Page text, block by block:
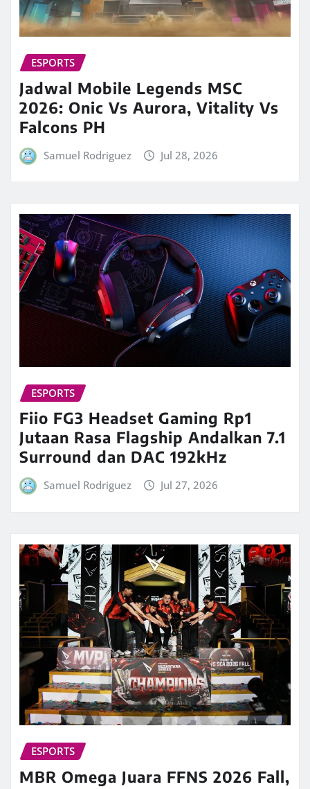
ESPORTS
Jadwal Mobile Legends MSC
2026: Onic Vs Aurora, Vitality Vs
Falcons PH
Samuel Rodriguez Jul 28, 2026
ESPORTS
Fiio FG3 Headset Gaming Rp1
Jutaan Rasa Flagship Andalkan 7.1
Surround dan DAC 192kHz
Samuel Rodriguez Jul 27, 2026
ESPORTS
MBR Omega Juara FFNS 2026 Fall,